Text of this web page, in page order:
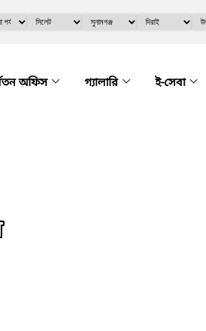
অফিস গ্যালারি ই-সেবা